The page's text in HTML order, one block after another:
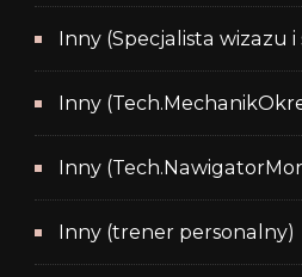
Inny (Specjalista wizazu i
Inny
Inny
Inny (trener personalny)